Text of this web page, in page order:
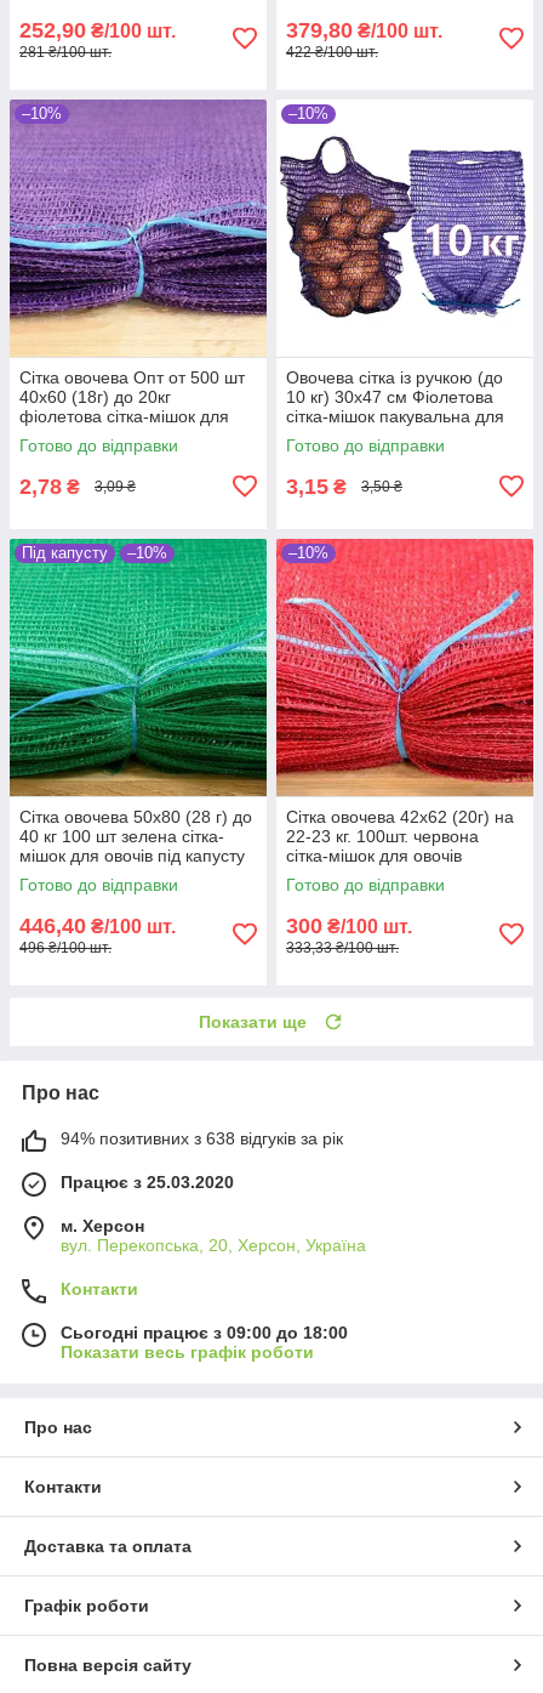
252,90 ₴/100 шт.
281 ₴/100 шт.
379,80 ₴/100 шт.
422 ₴/100 шт.
–10%
Сітка овочева Опт от 500 шт
40х60 (18г) до 20кг
фіолетова сітка-мішок для
овочів
Готово до відправки
2,78 ₴ 3,09 ₴
–10%
Овочева сітка із ручкою (до
10 кг) 30х47 см Фіолетова
сітка-мішок пакувальна для
овочів, мішки овочеві
Готово до відправки
3,15 ₴ 3,50 ₴
Під капусту –10%
Сітка овочева 50х80 (28 г) до
40 кг 100 шт зелена сітка-
мішок для овочів під капусту
Готово до відправки
446,40 ₴/100 шт.
496 ₴/100 шт.
–10%
Сітка овочева 42х62 (20г) на
22-23 кг. 100шт. червона
сітка-мішок для овочів
Готово до відправки
300 ₴/100 шт.
333,33 ₴/100 шт.
Показати ще
Про нас
94% позитивних з 638 відгуків за рік
Працює з 25.03.2020
м. Херсон
вул. Перекопська, 20, Херсон, Україна
Контакти
Сьогодні працює з 09:00 до 18:00
Показати весь графік роботи
Про нас
Контакти
Доставка та оплата
Графік роботи
Повна версія сайту